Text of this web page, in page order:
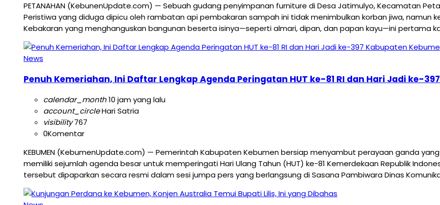
PETANAHAN (KebunenUpdate.com) — Sebuah gudang penyimpanan furniture di Desa Jatimulyo, Kecamatan
Peristiwa yang diduga dipicu oleh rambatan api pembakaran sampah ini tidak menimbulkan korban jiwa, namun
Kebakaran yang menghanguskan bangunan beserta isinya—seperti almari, dipan, dan papan kayu—ini pertama
News
Penuh Kemeriahan, Ini Daftar Lengkap Agenda Peringatan HUT ke-81 RI dan Hari Jadi ke-
calendar_month10 jam yang lalu
account_circleHari Satria
visibility767
0Komentar
KEBUMEN (KebumenUpdate.com) — Pemerintah Kabupaten Kebumen bersiap menyambut perayaan ganda
memiliki sejumlah agenda besar untuk memperingati Hari Ulang Tahun (HUT) ke-81 Kemerdekaan Republik
tersebut dipaparkan secara resmi dalam sesi jumpa pers yang berlangsung di Sasana Pambiwara Dinas